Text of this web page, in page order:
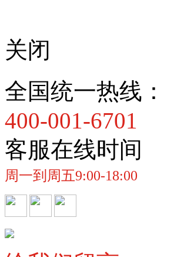
关闭
全国统一热线：
400-001-6701
客服在线时间
周一到周五9:00-18:00